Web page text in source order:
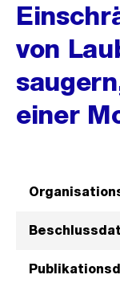
von
einer